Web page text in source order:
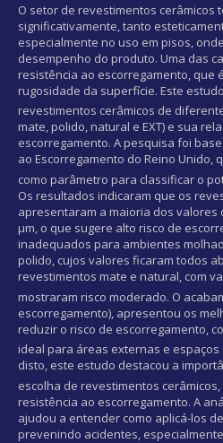
O setor de revestimentos cerâmicos
significativamente, tanto
especialmente no uso em pisos,
desempenho do produto. Uma das
resistência ao escorregamento, que
rugosidade da superfície. Este
revestimentos cerâmicos de
mate, polido, natural e EXT) e sua
escorregamento. A pesquisa foi
ao Escorregamento do Reino Unido,
como parâmetro para classificar o
Os resultados indicaram que os
apresentaram a maioria dos valores
µm, o que sugere alto risco de
inadequados para ambientes
polido, cujos valores ficaram todos
revestimentos mate e natural, com
mostraram risco moderado. O
escorregamento), apresentou os
reduzir o risco de escorregamento,
ideal para áreas externas e
disto, este estudo destacou a
escolha de revestimentos
resistência ao escorregamento. A
ajudou a entender como aplicá-los
prevenindo acidentes,